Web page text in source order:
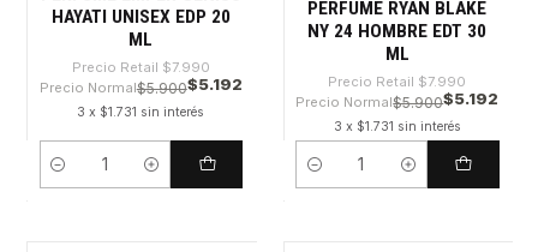
HAYATI UNISEX EDP 20
ML
Precio Retail $7.990
Precio Normal$5.900$5.192
3 x $1.731 sin interés
Cantidad
PERFUME RYAN BLAKE
NY 24 HOMBRE EDT 30
ML
Precio Retail $7.990
Precio Normal$5.900$5.192
3 x $1.731 sin interés
Cantidad